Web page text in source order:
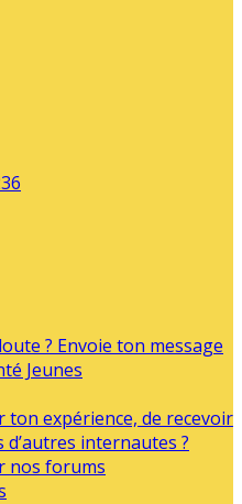
? Envoie ton message
Jeunes
ton expérience, de recevoir
d’autres internautes ?
nos forums